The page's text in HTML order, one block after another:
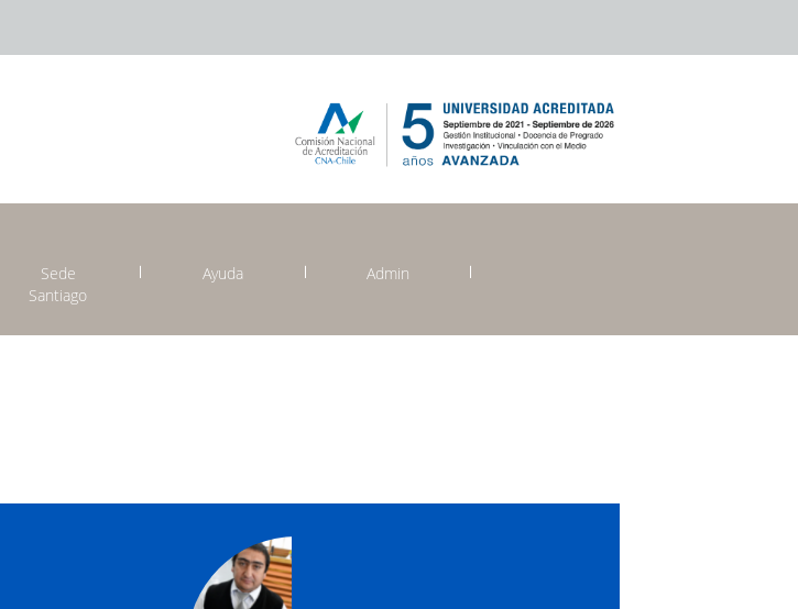
Sede
Santiago
Ayuda Admin